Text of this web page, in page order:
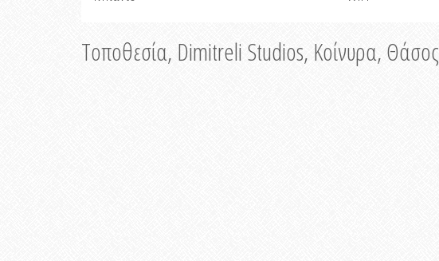
Τοποθεσία, Dimitreli Studios, Κοίνυρα, Θάσος